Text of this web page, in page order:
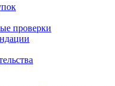
проверки